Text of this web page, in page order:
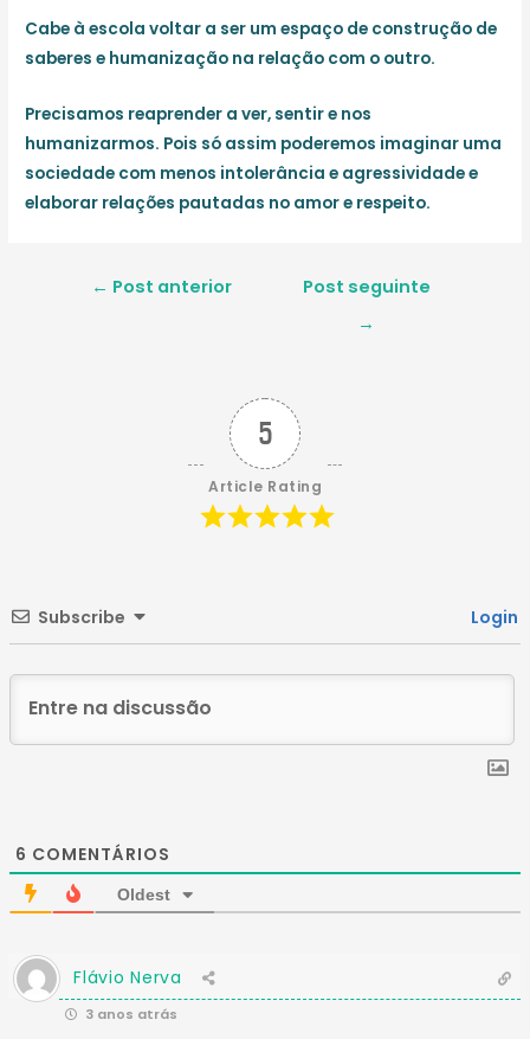
Cabe à escola voltar a ser um espaço de construção de
saberes e humanização na relação com o outro.
Precisamos reaprender a ver, sentir e nos
humanizarmos. Pois só assim poderemos imaginar uma
sociedade com menos intolerância e agressividade e
elaborar relações pautadas no amor e respeito.
Navegação
← Post anterior
Post seguinte
→
5
Article Rating
Subscribe Login
6 COMENTÁRIOS
Oldest
Flávio Nerva
3 anos atrás